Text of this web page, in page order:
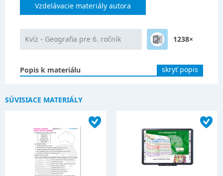
Vzdelávacie materiály autora
Kvíz - Geografia pre 6. ročník 1238×
Popis k materiálu skryť popis
SÚVISIACE MATERIÁLY